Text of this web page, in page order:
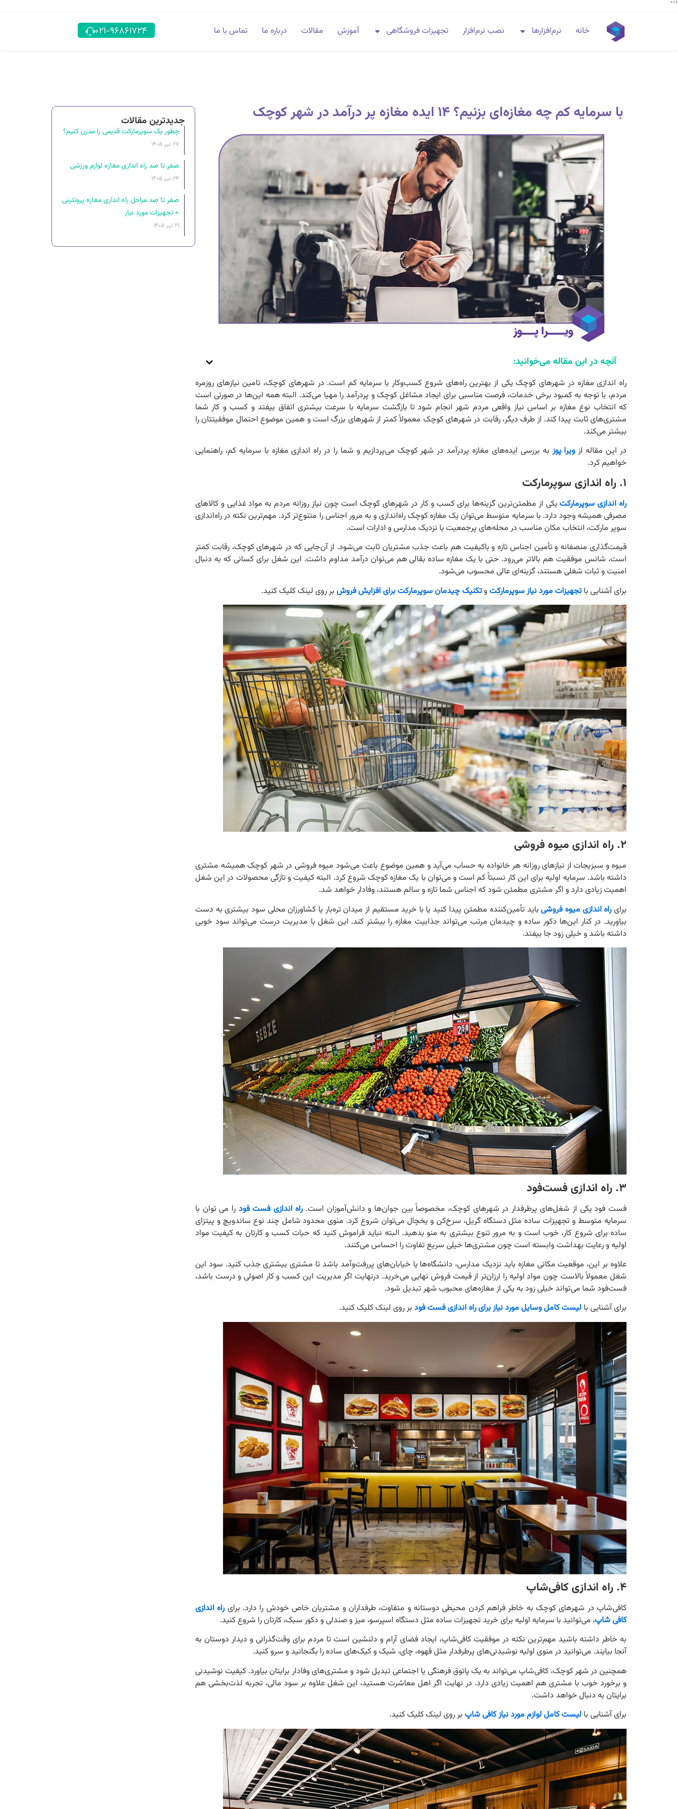
```
خانه
نرم‌افزارها نصب نرم‌افزار تجهیزات فروشگاهی آموزش مقالات درباره ما تماس با ما ۰۲۱-۹۶۸۶۱۷۲۴
با سرمایه کم چه مغازه‌ای بزنیم؟ ۱۴ ایده‌ مغازه پر درآمد در شهر کوچک
آنچه در این مقاله می‌خوانید:
راه‌ اندازی مغازه در شهرهای کوچک یکی از بهترین راه‌های شروع کسب‌وکار با سرمایه کم است. در شهرهای کوچک، تامین نیازهای روزمره
مردم، با توجه به کمبود برخی خدمات، فرصت مناسبی برای ایجاد مشاغل کوچک و پردرآمد را مهیا می‌کند. البته همه این‌ها در صورتی است
که انتخاب نوع مغازه بر اساس نیاز واقعی مردم شهر انجام شود تا بازگشت سرمایه با سرعت بیشتری اتفاق بیفتد و کسب و کار شما
مشتری‌های ثابت پیدا کند. از طرف دیگر، رقابت در شهرهای کوچک معمولاً کمتر از شهرهای بزرگ است و همین موضوع احتمال موفقیتتان را
بیشتر می‌کند.
در این مقاله از ویرا پوز به بررسی ایده‌های مغازه پردرآمد در شهر کوچک می‌پردازیم و شما را در راه اندازی مغازه با سرمایه کم، راهنمایی
خواهیم کرد.
۱. راه اندازی سوپرمارکت
راه اندازی سوپرمارکتیکی از مطمئن‌ترین گزینه‌ها برای کسب و کار در شهرهای کوچک است چون نیاز روزانه مردم به مواد غذایی و کالاهای
مصرفی همیشه وجود دارد. با سرمایه متوسط می‌توان یک مغازه کوچک راه‌اندازی و به مرور اجناس را متنوع‌تر کرد. مهم‌ترین نکته در راه‌اندازی
سوپر مارکت، انتخاب مکان مناسب در محله‌های پرجمعیت یا نزدیک مدارس و ادارات است.
قیمت‌گذاری منصفانه و تأمین اجناس تازه و باکیفیت هم باعث جذب مشتریان ثابت می‌شود. از آن‌جایی که در شهرهای کوچک، رقابت کمتر
است، شانس موفقیت هم بالاتر می‌رود. حتی با یک مغازه ساده بقالی هم می‌توان درآمد مداوم داشت. این شغل برای کسانی که به دنبال
امنیت و ثبات شغلی هستند، گزینه‌ای عالی محسوب می‌شود.
برای آشنایی با تجهیزات مورد نیاز سوپرمارکتوتکنیک چیدمان سوپرمارکت برای افزایش فروش بر روی لینک کلیک کنید.
۲. راه اندازی میوه‌ فروشی
میوه و سبزیجات از نیازهای روزانه هر خانواده به حساب می‌آید و همین موضوع باعث می‌شود میوه ‌فروشی در شهر کوچک همیشه مشتری
داشته باشد. سرمایه اولیه برای این کار نسبتاً کم است و می‌توان با یک مغازه کوچک شروع کرد. البته کیفیت و تازگی محصولات در این شغل
اهمیت زیادی دارد و اگر مشتری مطمئن شود که اجناس شما تازه و سالم هستند، وفادار خواهد شد.
برایراه اندازی میوه فروشیباید تأمین‌کننده مطمئن پیدا کنید یا با خرید مستقیم از میدان تره‌بار یا کشاورزان محلی سود بیشتری به دست
بیاورید. در کنار این‌ها دکور ساده و چیدمان مرتب می‌تواند جذابیت مغازه را بیشتر کند. این شغل با مدیریت درست می‌تواند سود خوبی
داشته باشد و خیلی زود جا بیفتد.
۳. راه اندازی فست‌فود
فست ‌فود یکی از شغل‌های پرطرفدار در شهرهای کوچک، مخصوصاً بین جوان‌ها و دانش‌آموزان است. راه اندازی فست فود را می توان با
سرمایه متوسط و تجهیزات ساده مثل دستگاه گریل، سرخ‌کن و یخچال می‌توان شروع کرد. منوی محدود شامل چند نوع ساندویچ و پیتزای
ساده برای شروع کار، خوب است و به مرور تنوع بیشتری به منو بدهید. البته نباید فراموش کنید که حیات کسب و کارتان به کیفیت مواد
اولیه و رعایت بهداشت وابسته است چون مشتری‌ها خیلی سریع تفاوت را احساس می‌کنند.
علاوه بر این، موقعیت مکانی مغازه باید نزدیک مدارس، دانشگاه‌ها یا خیابان‌های پررفت‌وآمد باشد تا مشتری بیشتری جذب کنید. سود این
شغل معمولاً بالاست چون مواد اولیه را ارزان‌تر از قیمت فروش نهایی می‌خرید. درنهایت اگر مدیریت این کسب و کار اصولی و درست باشد،
فست‌فود شما می‌تواند خیلی زود به یکی از مغازه‌های محبوب شهر تبدیل شود.
برای آشنایی با لیست کامل وسایل مورد نیاز برای راه اندازی فست فود بر روی لینک کلیک کنید.
۴. راه اندازی کافی‌شاپ
کافی‌شاپ در شهرهای کوچک به خاطر فراهم کردن محیطی دوستانه و متفاوت، طرفداران و مشتریان خاص خودش را دارد. برای راه اندازی
کافی شاپ، می‌توانید با سرمایه اولیه برای خرید تجهیزات ساده مثل دستگاه اسپرسو، میز و صندلی و دکور سبک، کارتان را شروع کنید.
به خاطر داشته باشید مهم‌ترین نکته در موفقیت کافی‌شاپ، ایجاد فضای آرام و دلنشین است تا مردم برای وقت‌گذرانی و دیدار دوستان به
آنجا بیایند. می‌توانید در منوی اولیه نوشیدنی‌های پرطرفدار مثل قهوه، چای، شیک و کیک‌های ساده را بگنجانید و سرو کنید.
همچنین در شهر کوچک، کافی‌شاپ می‌تواند به یک پاتوق فرهنگی یا اجتماعی تبدیل شود و مشتری‌های وفادار برایتان بیاورد. کیفیت نوشیدنی
و برخورد خوب با مشتری هم اهمیت زیادی دارد. در نهایت اگر اهل معاشرت هستید، این شغل علاوه بر سود مالی، تجربه لذت‌بخشی هم
برایتان به دنبال خواهد داشت.
برای آشنایی با لیست کامل لوازم مورد نیاز کافی شاپ بر روی لینک کلیک کنید.
جدیدترین مقالات
چطور یک سوپرمارکت قدیمی را مدرن کنیم؟
۲۷ تیر ۱۴۰۵
صفر تا صد راه اندازی مغازه لوازم ورزشی
۲۴ تیر ۱۴۰۵
صفر تا صد مراحل راه‌ اندازی مغازه پروتئینی
+ تجهیزات مورد نیاز
۲۱ تیر ۱۴۰۵